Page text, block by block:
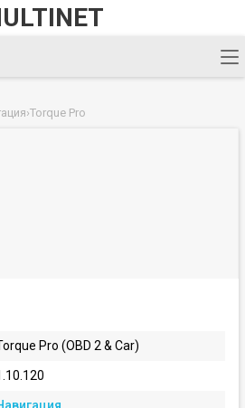
›Torque Pro
Pro (OBD 2 & Car)